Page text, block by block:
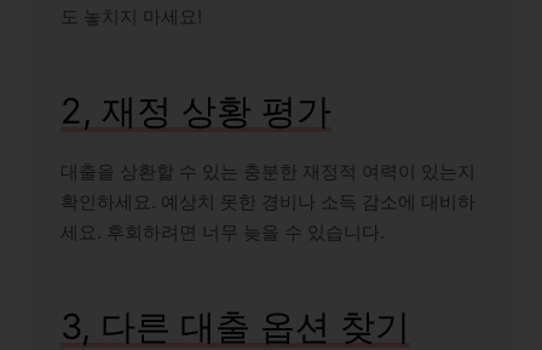
도 놓치지 마세요!
2, 재정 상황 평가
대출을 상환할 수 있는 충분한 재정적 여력이 있는지
확인하세요. 예상치 못한 경비나 소득 감소에 대비하
세요. 후회하려면 너무 늦을 수 있습니다.
3, 다른 대출 옵션 찾기